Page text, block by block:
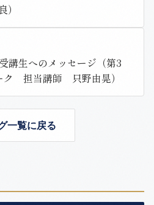
講生へのメッセージ（第3
ク 担当講師 只野由晃）
一覧に戻る